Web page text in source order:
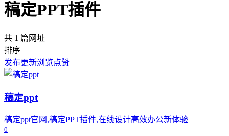
稿定PPT插件
共 1 篇网址
排序
发布更新浏览点赞
稿定ppt
稿定ppt官网,稿定PPT插件,在线设计高效办公新体验
0